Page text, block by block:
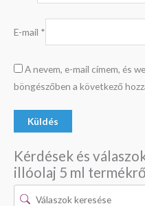
E-mail *
A nevem, e-mail címem, és
böngészőben a következő
Kérdések és
illóolaj 5 ml